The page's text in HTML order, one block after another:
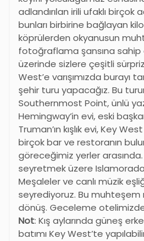
adlandırılan irili ufaklı birçok
bunları birbirine bağlayan
köprülerden okyanusun
fotoğraflama şansına sahip
üzerinde sizlere çeşitli
West’e varışımızda burayı
şehir turu yapacağız. Bu
Southernmost Point, ünlü
Hemingway’in evi, eski
Truman’ın kışlık evi, Key
birçok bar ve restoranın
göreceğimiz yerler arasında.
seyretmek üzere
Meşaleler ve canlı müzik
seyrediyoruz. Bu muhteşem
dönüş. Geceleme
Not: Kış aylarında güneş
batımı Key West’te